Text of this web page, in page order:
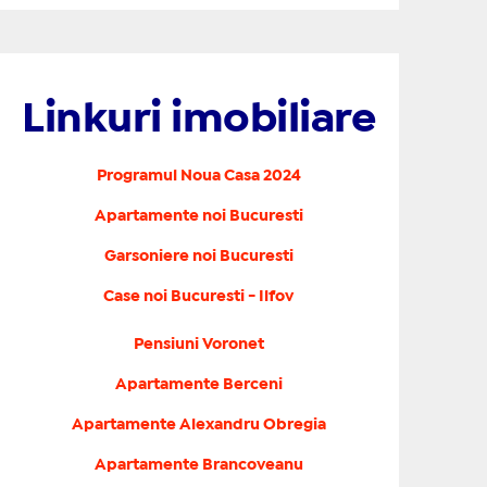
Linkuri imobiliare
Programul Noua Casa 2024
Apartamente noi Bucuresti
Garsoniere noi Bucuresti
Case noi Bucuresti - Ilfov
Pensiuni Voronet
Apartamente Berceni
Apartamente Alexandru Obregia
Apartamente Brancoveanu